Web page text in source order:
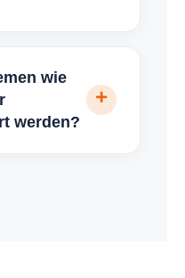
wie
werden?